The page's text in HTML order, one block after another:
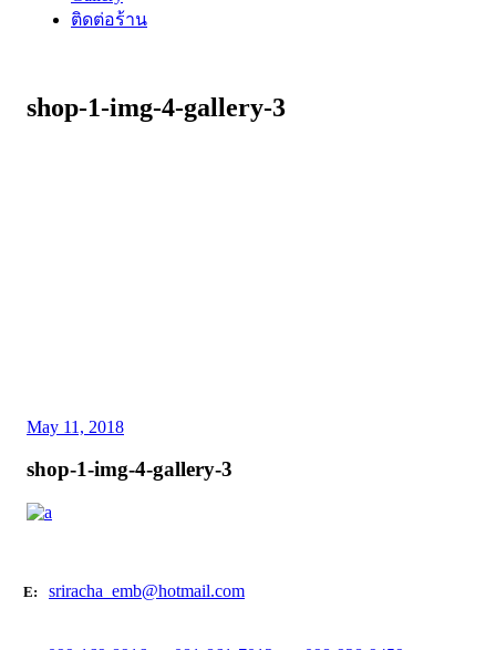
ติดต่อร้าน
shop-1-img-4-gallery-3
May 11, 2018
shop-1-img-4-gallery-3
E: sriracha_emb@hotmail.com